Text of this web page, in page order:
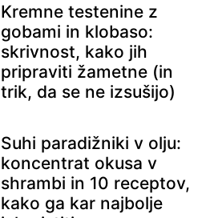
Kremne testenine z
gobami in klobaso:
skrivnost, kako jih
pripraviti žametne (in
trik, da se ne izsušijo)
Suhi paradižniki v olju:
koncentrat okusa v
shrambi in 10 receptov,
kako ga kar najbolje